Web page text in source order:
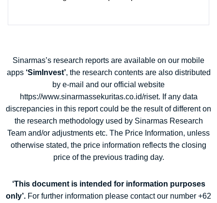
Sinarmas’s research reports are available on our mobile
apps‘SimInvest’, the research contents are also distributed
by e-mail and our official website
https://www.sinarmassekuritas.co.id/riset. If any data
discrepancies in this report could be the result of different on
the research methodology used by Sinarmas Research
Team and/or adjustments etc. The Price Information, unless
otherwise stated, the price information reflects the closing
price of the previous trading day.
‘This document is intended for information purposes
only’. For further information please contact our number +62